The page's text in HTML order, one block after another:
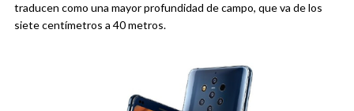
traducen como una mayor profundidad de campo, que va de los
siete centímetros a 40 metros.